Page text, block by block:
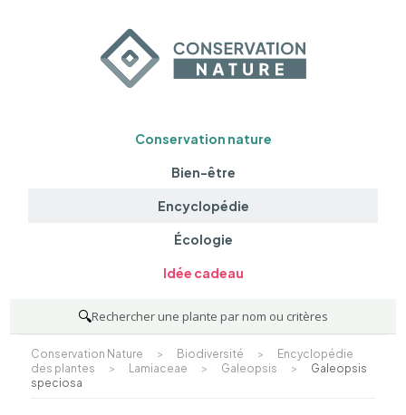
Conservation nature
Bien-être
Encyclopédie
Écologie
Idée cadeau
🔍Rechercher une plante par nom ou critères
Conservation Nature > Biodiversité >
Encyclopédie
des plantes
> Lamiaceae > Galeopsis >
Galeopsis
speciosa